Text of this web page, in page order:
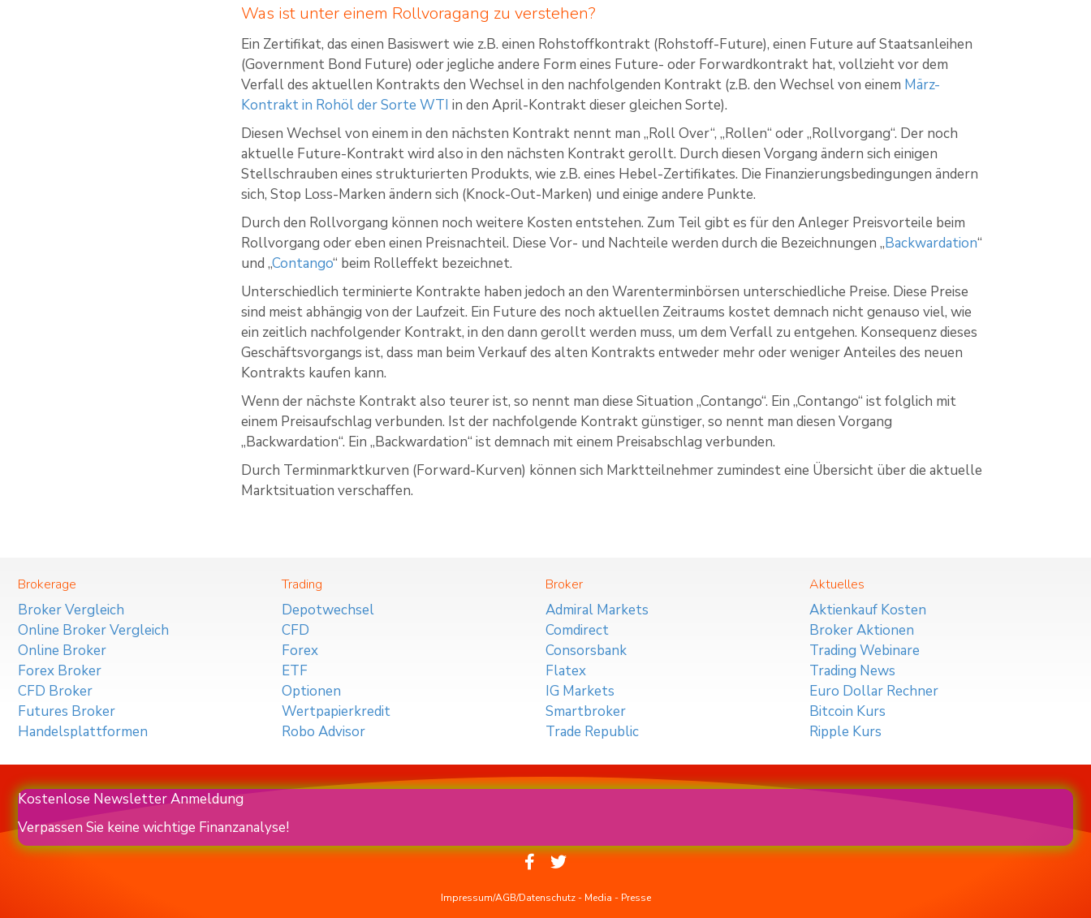
Was ist unter einem Rollvoragang zu verstehen?
Ein Zertifikat, das einen Basiswert wie z.B. einen Rohstoffkontrakt (Rohstoff-Future), einen Future auf Staatsanleihen
(Government Bond Future) oder jegliche andere Form eines Future- oder Forwardkontrakt hat, vollzieht vor dem
Verfall des aktuellen Kontrakts den Wechsel in den nachfolgenden Kontrakt (z.B. den Wechsel von einem März-
Kontrakt in Rohöl der Sorte WTI in den April-Kontrakt dieser gleichen Sorte).
Diesen Wechsel von einem in den nächsten Kontrakt nennt man „Roll Over“, „Rollen“ oder „Rollvorgang“. Der noch
aktuelle Future-Kontrakt wird also in den nächsten Kontrakt gerollt. Durch diesen Vorgang ändern sich einigen
Stellschrauben eines strukturierten Produkts, wie z.B. eines Hebel-Zertifikates. Die Finanzierungsbedingungen ändern
sich, Stop Loss-Marken ändern sich (Knock-Out-Marken) und einige andere Punkte.
Durch den Rollvorgang können noch weitere Kosten entstehen. Zum Teil gibt es für den Anleger Preisvorteile beim
Rollvorgang oder eben einen Preisnachteil. Diese Vor- und Nachteile werden durch die Bezeichnungen „Backwardation“
und „Contango“ beim Rolleffekt bezeichnet.
Unterschiedlich terminierte Kontrakte haben jedoch an den Warenterminbörsen unterschiedliche Preise. Diese Preise
sind meist abhängig von der Laufzeit. Ein Future des noch aktuellen Zeitraums kostet demnach nicht genauso viel, wie
ein zeitlich nachfolgender Kontrakt, in den dann gerollt werden muss, um dem Verfall zu entgehen. Konsequenz dieses
Geschäftsvorgangs ist, dass man beim Verkauf des alten Kontrakts entweder mehr oder weniger Anteiles des neuen
Kontrakts kaufen kann.
Wenn der nächste Kontrakt also teurer ist, so nennt man diese Situation „Contango“. Ein „Contango“ ist folglich mit
einem Preisaufschlag verbunden. Ist der nachfolgende Kontrakt günstiger, so nennt man diesen Vorgang
„Backwardation“. Ein „Backwardation“ ist demnach mit einem Preisabschlag verbunden.
Durch Terminmarktkurven (Forward-Kurven) können sich Marktteilnehmer zumindest eine Übersicht über die aktuelle
Marktsituation verschaffen.
Brokerage
Broker Vergleich
Online Broker Vergleich
Online Broker
Forex Broker
CFD Broker
Futures Broker
Handelsplattformen
Trading
Depotwechsel
CFD
Forex
ETF
Optionen
Wertpapierkredit
Robo Advisor
Broker
Admiral Markets
Comdirect
Consorsbank
Flatex
IG Markets
Smartbroker
Trade Republic
Aktuelles
Aktienkauf Kosten
Broker Aktionen
Trading Webinare
Trading News
Euro Dollar Rechner
Bitcoin Kurs
Ripple Kurs
Kostenlose Newsletter Anmeldung
Verpassen Sie keine wichtige Finanzanalyse!
Impressum/AGB/Datenschutz- Media - Presse